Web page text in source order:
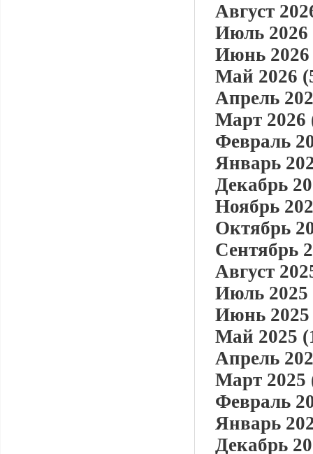
Август
Июль 2026
Июнь 2026
Май 2026
Апрель
Март 2026
Февраль
Январь
Декабрь
Ноябрь
Октябрь
Сентябрь
Август
Июль 2025
Июнь 2025
Май 2025
Апрель
Март 2025
Февраль
Январь
Декабрь